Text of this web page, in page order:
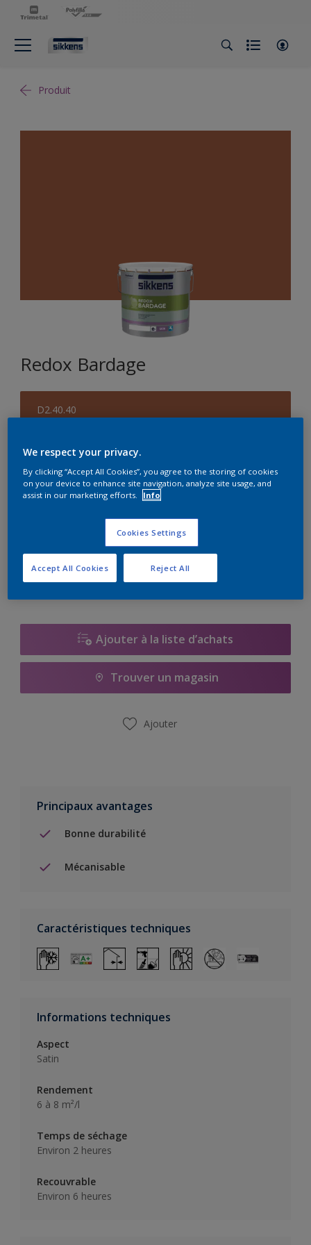
Produit
Redox Bardage
D2.40.40
1 L 5 L 15 L
Ajouter à la liste d’achats
Trouver un magasin
Ajouter
Principaux avantages
Bonne durabilité
Mécanisable
Caractéristiques techniques
Informations techniques
Aspect
Satin
Rendement
6 à 8 m²/l
Temps de séchage
Environ 2 heures
Recouvrable
Environ 6 heures
We respect your privacy.
By clicking “Accept All Cookies”, you agree to the storing of cookies
on your device to enhance site navigation, analyze site usage, and
assist in our marketing efforts.
Info
Cookies Settings
Reject All
Accept All Cookies